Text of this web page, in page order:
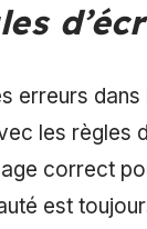
erreurs
les règles
correct
est